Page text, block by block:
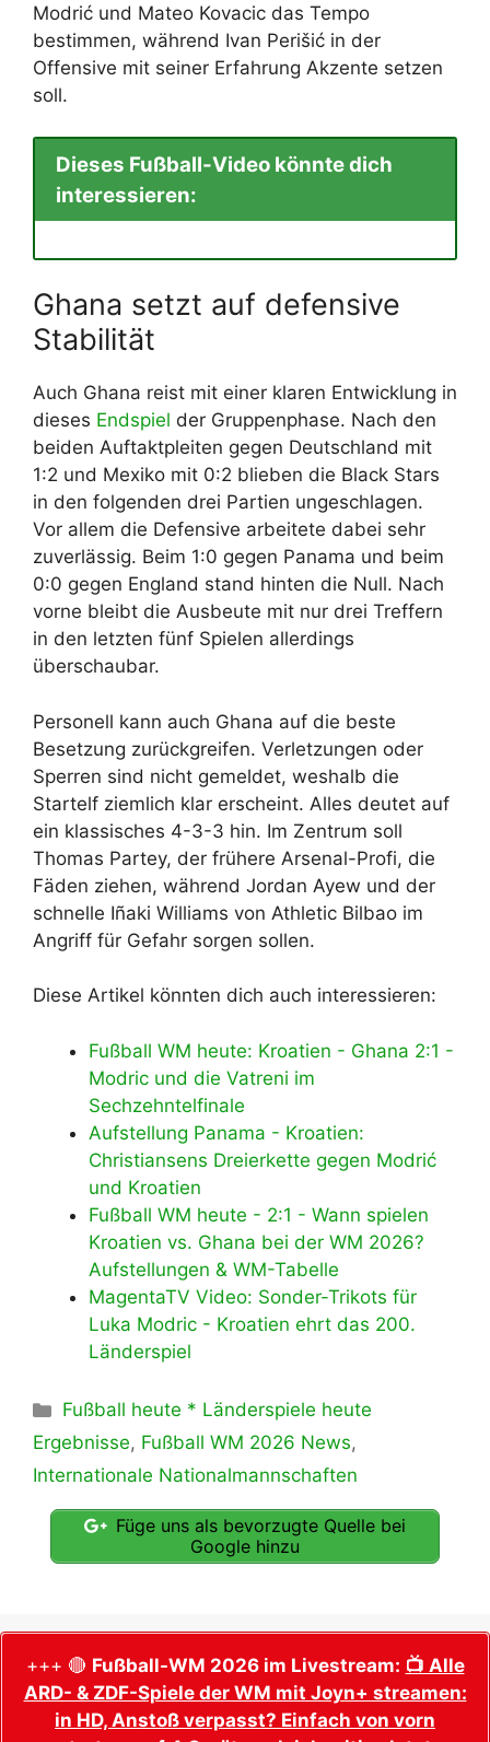
Modrić und Mateo Kovacic das Tempo
bestimmen, während Ivan Perišić in der
Offensive mit seiner Erfahrung Akzente setzen
soll.
Dieses Fußball-Video könnte dich
interessieren:
Ghana setzt auf defensive
Stabilität
Auch Ghana reist mit einer klaren Entwicklung in
dieses Endspiel der Gruppenphase. Nach den
beiden Auftaktpleiten gegen Deutschland mit
1:2 und Mexiko mit 0:2 blieben die Black Stars
in den folgenden drei Partien ungeschlagen.
Vor allem die Defensive arbeitete dabei sehr
zuverlässig. Beim 1:0 gegen Panama und beim
0:0 gegen England stand hinten die Null. Nach
vorne bleibt die Ausbeute mit nur drei Treffern
in den letzten fünf Spielen allerdings
überschaubar.
Personell kann auch Ghana auf die beste
Besetzung zurückgreifen. Verletzungen oder
Sperren sind nicht gemeldet, weshalb die
Startelf ziemlich klar erscheint. Alles deutet auf
ein klassisches 4-3-3 hin. Im Zentrum soll
Thomas Partey, der frühere Arsenal-Profi, die
Fäden ziehen, während Jordan Ayew und der
schnelle Iñaki Williams von Athletic Bilbao im
Angriff für Gefahr sorgen sollen.
Diese Artikel könnten dich auch interessieren:
Fußball WM heute: Kroatien - Ghana 2:1 -
Modric und die Vatreni im
Sechzehntelfinale
Aufstellung Panama - Kroatien:
Christiansens Dreierkette gegen Modrić
und Kroatien
Fußball WM heute - 2:1 - Wann spielen
Kroatien vs. Ghana bei der WM 2026?
Aufstellungen & WM-Tabelle
MagentaTV Video: Sonder-Trikots für
Luka Modric - Kroatien ehrt das 200.
Länderspiel
Kategorien
Fußball heute * Länderspiele heute
Ergebnisse, Fußball WM 2026 News,
Internationale Nationalmannschaften
Füge uns als bevorzugte Quelle bei
Google hinzu
+++ 🔴 Fußball-WM 2026 im Livestream: 📺 Alle
ARD- & ZDF-Spiele der WM mit Joyn+ streamen:
in HD, Anstoß verpasst? Einfach von vorn